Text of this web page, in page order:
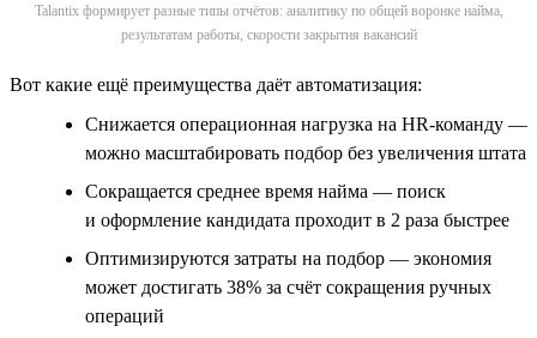
Talantix формирует разные типы отчётов: аналитику по общей воронке найма,
результатам работы, скорости закрытия вакансий
Вот какие ещё преимущества даёт автоматизация:
Снижается операционная нагрузка на HR-команду —
можно масштабировать подбор без увеличения штата
Сокращается среднее время найма — поиск
и оформление кандидата проходит в 2 раза быстрее
Оптимизируются затраты на подбор — экономия
может достигать 38% за счёт сокращения ручных
операций